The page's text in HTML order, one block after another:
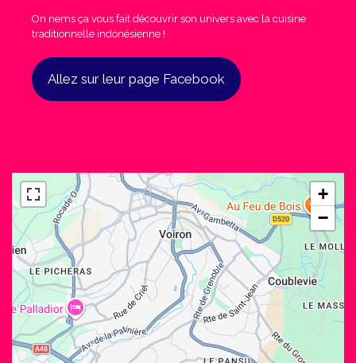
On nems ça vous fait découvrir son univers avec la cuisine
traditionnelle indonésienne !
Allez sur leur page Facebook
+
−